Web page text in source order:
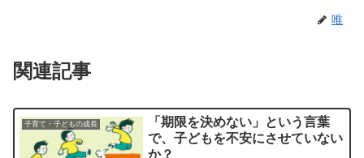
唯
関連記事
子育て・子どもの成長
「期限を決めない」という言葉
で、子どもを不安にさせていない
か？